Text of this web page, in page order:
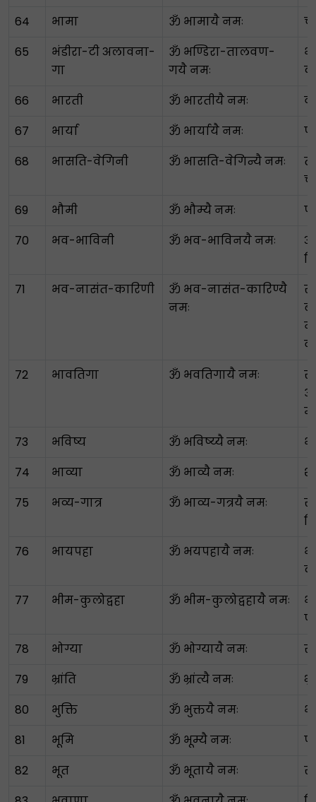
64
भामा ॐ भामायै नमः
65
भंडीरा-टी अलावना-
गा
ॐ भण्डिरा-तालवण-
गयै नमः
66
भारती ॐ भारतीयै नमः
67
भार्या ॐ भार्यायै नमः
68
भासति-वेगिनी ॐ भासति-वेगिन्यै नमः
69
भौमी ॐ भौम्यै नमः
70
भव-भाविनी ॐ भव-भाविनयै नमः
71
भव-नासंत-कारिणी
ॐ भव-नासंत-कारिण्यै
नमः
72
भावतिगा ॐ भवतिगायै नमः
73
भविष्य ॐ भविष्य्यै नमः
74
भाव्या ॐ भाव्यै नमः
75
भव्य-गात्र ॐ भाव्य-गत्रयै नमः
76
भायपहा ॐ भयपहायै नमः
77
भीम-कुलोद्वहा ॐ भीम-कुलोद्वहायै नमः
78
भोग्या ॐ भोग्यायै नमः
79
भ्रांति ॐ भ्रांत्यै नमः
80
भुक्ति ॐ भुक्तयै नमः
81
भूमि ॐ भूम्यै नमः
82
भूत ॐ भूतायै नमः